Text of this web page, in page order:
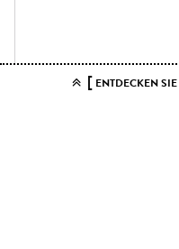
[ENTDECKEN SIE